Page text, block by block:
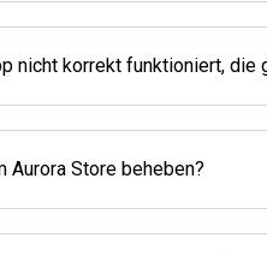
nicht korrekt funktioniert,
Aurora Store beheben?